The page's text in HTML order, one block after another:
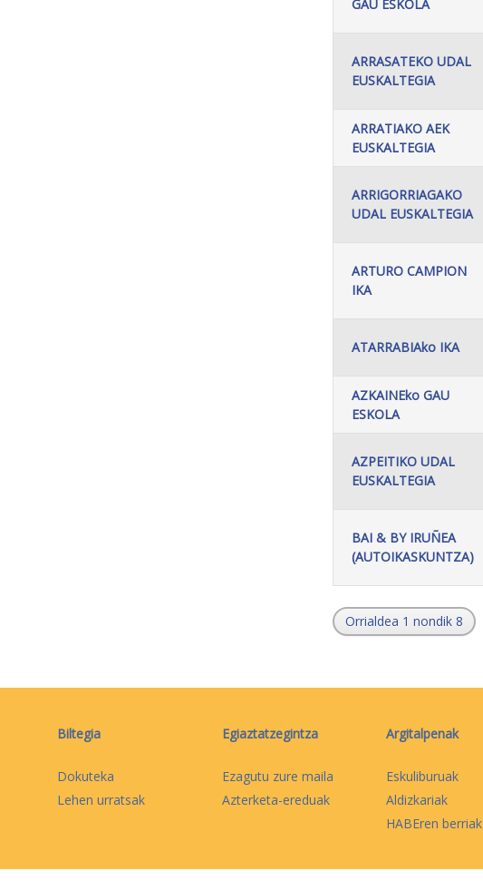
GAU ESKOLA
ARRASATEKO UDAL
EUSKALTEGIA
ARRATIAKO AEK
EUSKALTEGIA
ARRIGORRIAGAKO
UDAL EUSKALTEGIA
ARTURO CAMPION
IKA
ATARRABIAko IKA
AZKAINEko GAU
ESKOLA
AZPEITIKO UDAL
EUSKALTEGIA
BAI & BY IRUÑEA
(AUTOIKASKUNTZA)
Orrialdea 1 nondik 8
Biltegia
Dokuteka
Lehen urratsak
Egiaztatzegintza
Ezagutu zure maila
Azterketa-ereduak
Argitalpenak
Eskuliburuak
Aldizkariak
HABEren berriak